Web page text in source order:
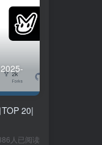
14. eu/acc: European Accelerationism
14. eu/acc: European Accelerationism
20|
人已阅读